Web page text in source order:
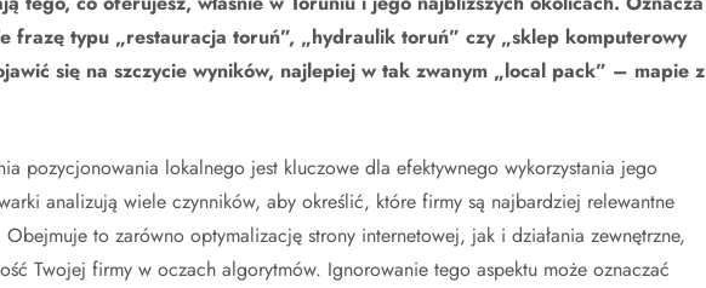
frazę typu „restauracja toruń”, „hydraulik toruń” czy „sklep komputerowy
się na szczycie wyników, najlepiej w tak zwanym „local pack” – mapie z
pozycjonowania lokalnego jest kluczowe dla efektywnego wykorzystania jego
analizują wiele czynników, aby określić, które firmy są najbardziej relewantne
to zarówno optymalizację strony internetowej, jak i działania zewnętrzne,
Twojej firmy w oczach algorytmów. Ignorowanie tego aspektu może oznaczać